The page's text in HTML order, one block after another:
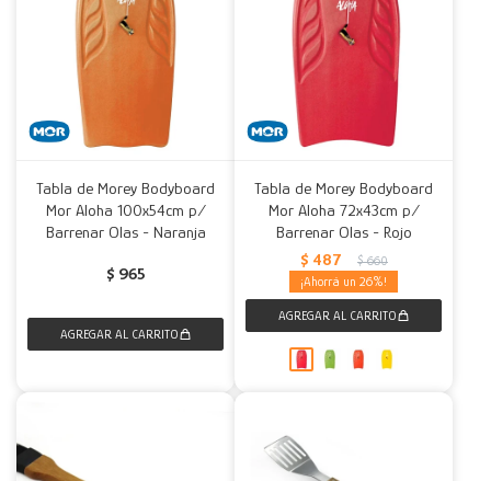
Tabla de Morey Bodyboard
Mor Aloha 100x54cm p/
Barrenar Olas - Naranja
$ 965
Tabla de Morey Bodyboard
Mor Aloha 72x43cm p/
Barrenar Olas - Rojo
$ 487 $ 660
26